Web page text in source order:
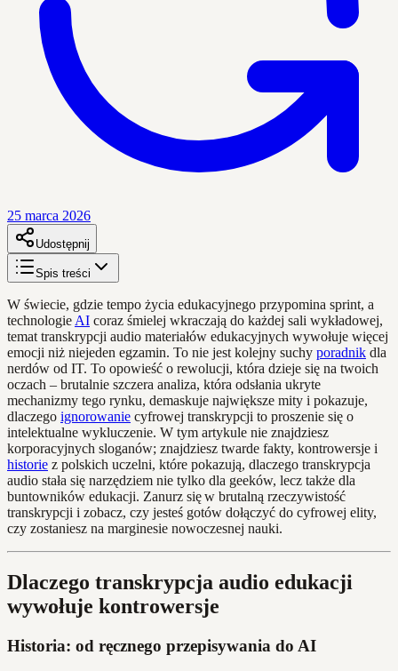
25 marca 2026
Udostępnij
Spis treści
W świecie, gdzie tempo życia edukacyjnego przypomina sprint, a
technologie AI coraz śmielej wkraczają do każdej sali wykładowej,
temat transkrypcji audio materiałów edukacyjnych wywołuje więcej
emocji niż niejeden egzamin. To nie jest kolejny suchy poradnik dla
nerdów od IT. To opowieść o rewolucji, która dzieje się na twoich
oczach – brutalnie szczera analiza, która odsłania ukryte
mechanizmy tego rynku, demaskuje największe mity i pokazuje,
dlaczego ignorowanie cyfrowej transkrypcji to proszenie się o
intelektualne wykluczenie. W tym artykule nie znajdziesz
korporacyjnych sloganów; znajdziesz twarde fakty, kontrowersje i
historie z polskich uczelni, które pokazują, dlaczego transkrypcja
audio stała się narzędziem nie tylko dla geeków, lecz także dla
buntowników edukacji. Zanurz się w brutalną rzeczywistość
transkrypcji i zobacz, czy jesteś gotów dołączyć do cyfrowej elity,
czy zostaniesz na marginesie nowoczesnej nauki.
Dlaczego transkrypcja audio edukacji
wywołuje kontrowersje
Historia: od ręcznego przepisywania do AI